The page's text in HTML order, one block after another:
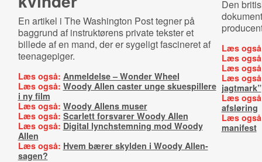
En artikel i The Washington Post tegner på
baggrund af instruktørens private tekster et
billede af en mand, der er sygeligt fascineret af
teenagepiger.
Læs også: Anmeldelse – Wonder Wheel
Læs også: Woody Allen caster unge skuespillere
i ny film
Læs også: Woody Allens muser
Læs også: Scarlett forsvarer Woody Allen
Læs også: Digital lynchstemning mod Woody
Allen
Læs også: Hvem bærer skylden i Woody Allen-
sagen?
Den
Læs
Læs
Læs
Læs
jagtmark”
Læs
afsløring
Læs
manifest